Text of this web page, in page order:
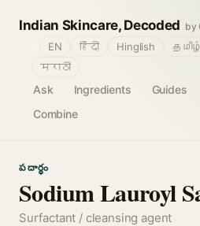
Indian Skincare, Decoded by
Ask Ingredients Guides
Combine
EN हिंदी Hinglish தமிழ்
मराठी
పదార్థం
Sodium Lauroyl
Surfactant / cleansing agent